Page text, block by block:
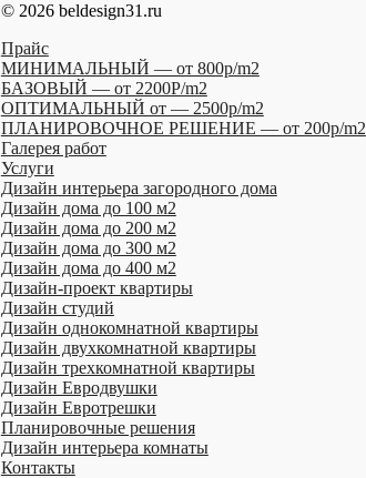
© 2026 beldesign31.ru
Прайс
МИНИМАЛЬНЫЙ — от 800р/m2
БАЗОВЫЙ — от 2200P/m2
ОПТИМАЛЬНЫЙ от — 2500р/m2
ПЛАНИРОВОЧНОЕ РЕШЕНИЕ — от 200р/m2
Галерея работ
Услуги
Дизайн интерьера загородного дома
Дизайн дома до 100 м2
Дизайн дома до 200 м2
Дизайн дома до 300 м2
Дизайн дома до 400 м2
Дизайн-проект квартиры
Дизайн студий
Дизайн однокомнатной квартиры
Дизайн двухкомнатной квартиры
Дизайн трехкомнатной квартиры
Дизайн Евродвушки
Дизайн Евротрешки
Планировочные решения
Дизайн интерьера комнаты
Контакты